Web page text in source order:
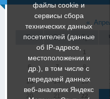
«
Пн
Вт Ср
6 7 8
13 14 15
20
файлы cookie и
сервисы сбора
технических данных
посетителей (данные
об IP-адресе,
местоположении и
др.), в том числе с
передачей данных
веб-аналитик Яндекс